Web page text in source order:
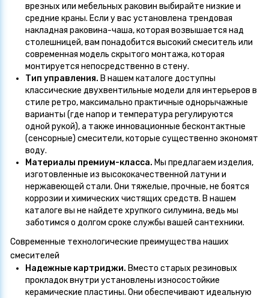
врезных или мебельных раковин выбирайте низкие и
средние краны. Если у вас установлена трендовая
накладная раковина-чаша, которая возвышается над
столешницей, вам понадобится высокий смеситель или
современная модель скрытого монтажа, которая
монтируется непосредственно в стену.
Тип управления. В нашем каталоге доступны
классические двухвентильные модели для интерьеров в
стиле ретро, максимально практичные однорычажные
варианты (где напор и температура регулируются
одной рукой), а также инновационные бесконтактные
(сенсорные) смесители, которые существенно экономят
воду.
Материалы премиум-класса. Мы предлагаем изделия,
изготовленные из высококачественной латуни и
нержавеющей стали. Они тяжелые, прочные, не боятся
коррозии и химических чистящих средств. В нашем
каталоге вы не найдете хрупкого силумина, ведь мы
заботимся о долгом сроке службы вашей сантехники.
Современные технологические преимущества наших
смесителей
Надежные картриджи. Вместо старых резиновых
прокладок внутри установлены износостойкие
керамические пластины. Они обеспечивают идеальную